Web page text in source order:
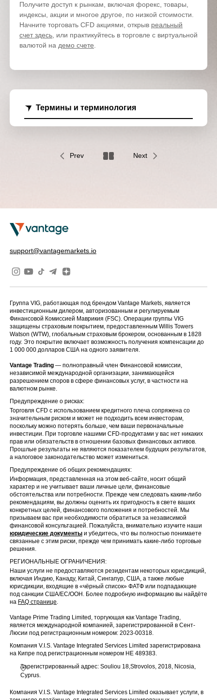
Получите доступ к рынкам, включая форекс, товары,
индексы, акции и многое другое, по низкой стоимости.
Начните торговать CFD акциями, открыв реальный
счет здесь , или практикуйтесь в торговле с виртуальной
валютой на демо счете
Термины и терминология
Prev Next
support@vantagemarkets.io
Группа VIG, работающая под брендом Vantage Markets, является
инвестиционным дилером, авторизованным и регулируемым
Финансовой Комиссией Маврикия (FSC). Операции группы VIG
защищены страховым покрытием, предоставленным Willis Towers
Watson (WTW), глобальным страховым брокером, основанным в 1828
году. Это покрытие включает возможность получения компенсации до
1 000 000 долларов США на одного заявителя.
Vantage Trading — полноправный член Финансовой комиссии,
независимой международной организации, занимающейся
разрешением споров в сфере финансовых услуг, в частности на
валютном рынке.
Предупреждение о рисках:
Торговля CFD с использованием кредитного плеча сопряжена со
значительным риском и может не подходить всем инвесторам,
поскольку можно потерять больше, чем ваши первоначальные
инвестиции. При торговле нашими CFD-продуктами у вас нет никаких
прав или обязательств в отношении базовых финансовых активов.
Прошлые результаты не являются показателем будущих результатов,
а налоговое законодательство может измениться.
Предупреждение об общих рекомендациях:
Информация, представленная на этом веб-сайте, носит общий
характер и не учитывает ваши личные цели, финансовые
обстоятельства или потребности. Прежде чем следовать каким-либо
рекомендациям, вы должны оценить их пригодность в свете ваших
конкретных целей, финансового положения и потребностей. Мы
призываем вас при необходимости обратиться за независимой
финансовой консультацией. Пожалуйста, внимательно изучите наши
юридические документы и убедитесь, что вы полностью понимаете
связанные с этим риски, прежде чем принимать какие-либо торговые
решения.
РЕГИОНАЛЬНЫЕ ОГРАНИЧЕНИЯ:
Наши услуги не предоставляются резидентам некоторых юрисдикций,
включая Индию, Канаду, Китай, Сингапур, США, а также любые
юрисдикции, входящие в «чёрный список» ФАТФ или подпадающие
под санкции США/ЕС/ООН. Более подробную информацию вы найдёте
на FAQ странице.
Vantage Prime Trading Limited, торгующая как Vantage Trading,
является международной компанией, зарегистрированной в Сент-
Люсии под регистрационным номером: 2023-00318.
Компания V.I.S. Vantage Integrated Services Limited зарегистрирована
на Кипре под регистрационным номером HE 489383.
Зарегистрированный адрес: Souliou 18,Strovolos, 2018, Nicosia,
Cyprus.
Компания V.I.S. Vantage Integrated Services Limited оказывает услуги, в